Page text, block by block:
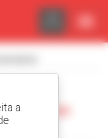
a